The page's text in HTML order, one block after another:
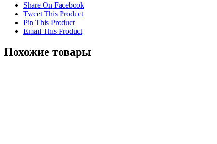
Share On Facebook
Tweet This Product
Pin This Product
Email This Product
Похожие товары